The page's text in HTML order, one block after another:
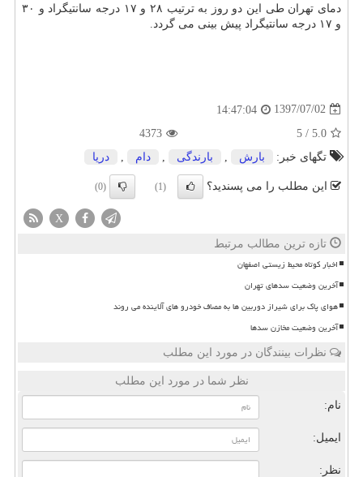
دمای تهران طی این دو روز به ترتیب ۲۸ و ۱۷ درجه سانتیگراد و ۳۰
و ۱۷ درجه سانتیگراد پیش بینی می گردد.
1397/07/02
14:47:04
5.0
/
5
4373
تگهای خبر:
بارش بارندگی دام دریا
این مطلب را می پسندید؟ (1)
(0)
X
تازه ترین مطالب مرتبط
اخبار کوتاه محیط زیستی اصفهان
آخرین وضعیت سدهای تهران
هوای پاک برای شیراز دوربین ها به مصاف خودرو های آلاینده می روند
آخرین وضعیت مخازن سدها
نظرات بینندگان در مورد این مطلب
نظر شما در مورد این مطلب
نام:
ایمیل:
نظر: